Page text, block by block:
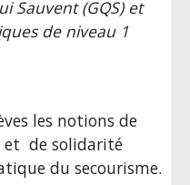
Sauvent (GQS) et
de niveau 1
les notions de
et de solidarité
du secourisme.